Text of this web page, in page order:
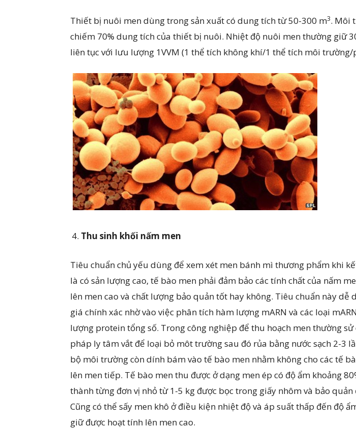
Thiết bị nuôi men dùng trong sản xuất có dung tích từ 50-300 m3. Môi
chiếm 70% dung tích của thiết bị nuôi. Nhiệt độ nuôi men thường giữ
liên tục với lưu lượng 1VVM (1 thể tích không khí/1 thể tích môi trường/
Thu sinh khối nấm men
Tiêu chuẩn chủ yếu dùng để xem xét men bánh mì thương phẩm khi
là có sản lượng cao, tế bào men phải đảm bảo các tính chất của nấm
lên men cao và chất lượng bảo quản tốt hay không. Tiêu chuẩn này dễ
giá chính xác nhờ vào việc phân tích hàm lượng mARN và các loại
lượng protein tổng số. Trong công nghiệp để thu hoạch men thường
pháp ly tâm vắt để loại bỏ môt trường sau đó rủa bằng nước sạch 2-3
bộ môi trường còn dính bám vào tế bào men nhằm không cho các tế
lên men tiếp. Tế bào men thu được ở dạng men ép có độ ẩm khoảng
thành từng đơn vị nhỏ từ 1-5 kg được bọc trong giấy nhôm và bảo quản
Cũng có thể sấy men khô ở điều kiện nhiệt độ và áp suất thấp đến độ
giữ được hoạt tính lên men cao.